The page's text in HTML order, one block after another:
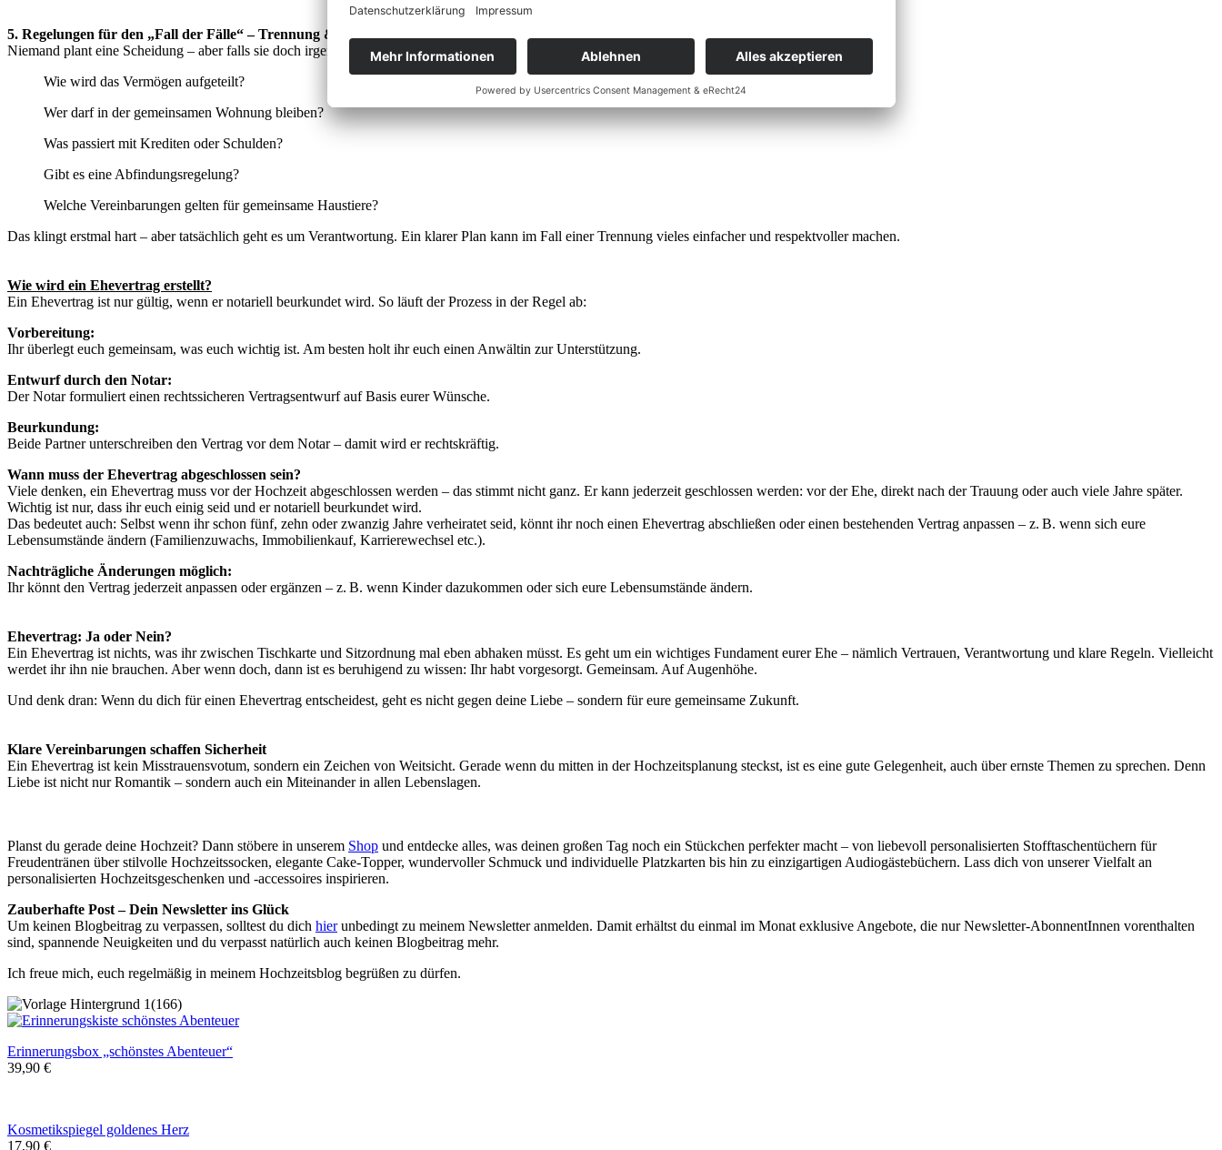
5. Regelungen für den „Fall der Fälle“ – Trennung & Scheidung
Niemand plant eine Scheidung – aber falls sie doch irgendwann Thema wird, könnt ihr im Ehevertrag genau festlegen:
Wie wird das Vermögen aufgeteilt?
Wer darf in der gemeinsamen Wohnung bleiben?
Was passiert mit Krediten oder Schulden?
Gibt es eine Abfindungsregelung?
Welche Vereinbarungen gelten für gemeinsame Haustiere?
Das klingt erstmal hart – aber tatsächlich geht es um Verantwortung. Ein klarer Plan kann im Fall einer Trennung vieles einfacher und respektvoller machen.
Wie wird ein Ehevertrag erstellt?
Ein Ehevertrag ist nur gültig, wenn er notariell beurkundet wird. So läuft der Prozess in der Regel ab:
Vorbereitung:
Ihr überlegt euch gemeinsam, was euch wichtig ist. Am besten holt ihr euch einen Anwältin zur Unterstützung.
Entwurf durch den Notar:
Der Notar formuliert einen rechtssicheren Vertragsentwurf auf Basis eurer Wünsche.
Beurkundung:
Beide Partner unterschreiben den Vertrag vor dem Notar – damit wird er rechtskräftig.
Wann muss der Ehevertrag abgeschlossen sein?
Viele denken, ein Ehevertrag muss vor der Hochzeit abgeschlossen werden – das stimmt nicht ganz. Er kann jederzeit geschlossen werden: vor der Ehe, direkt nach der Trauung oder auch viele Jahre später.
Wichtig ist nur, dass ihr euch einig seid und er notariell beurkundet wird.
Das bedeutet auch: Selbst wenn ihr schon fünf, zehn oder zwanzig Jahre verheiratet seid, könnt ihr noch einen Ehevertrag abschließen oder einen bestehenden Vertrag anpassen – z. B. wenn sich eure
Lebensumstände ändern (Familienzuwachs, Immobilienkauf, Karrierewechsel etc.).
Nachträgliche Änderungen möglich:
Ihr könnt den Vertrag jederzeit anpassen oder ergänzen – z. B. wenn Kinder dazukommen oder sich eure Lebensumstände ändern.
Ehevertrag: Ja oder Nein?
Ein Ehevertrag ist nichts, was ihr zwischen Tischkarte und Sitzordnung mal eben abhaken müsst. Es geht um ein wichtiges Fundament eurer Ehe – nämlich Vertrauen, Verantwortung und klare Regeln. Vielleicht
werdet ihr ihn nie brauchen. Aber wenn doch, dann ist es beruhigend zu wissen: Ihr habt vorgesorgt. Gemeinsam. Auf Augenhöhe.
Und denk dran: Wenn du dich für einen Ehevertrag entscheidest, geht es nicht gegen deine Liebe – sondern für eure gemeinsame Zukunft.
Klare Vereinbarungen schaffen Sicherheit
Ein Ehevertrag ist kein Misstrauensvotum, sondern ein Zeichen von Weitsicht. Gerade wenn du mitten in der Hochzeitsplanung steckst, ist es eine gute Gelegenheit, auch über ernste Themen zu sprechen. Denn
Liebe ist nicht nur Romantik – sondern auch ein Miteinander in allen Lebenslagen.
Planst du gerade deine Hochzeit? Dann stöbere in unserem Shop und entdecke alles, was deinen großen Tag noch ein Stückchen perfekter macht – von liebevoll personalisierten Stofftaschentüchern für
Freudentränen über stilvolle Hochzeitssocken, elegante Cake-Topper, wundervoller Schmuck und individuelle Platzkarten bis hin zu einzigartigen Audiogästebüchern. Lass dich von unserer Vielfalt an
personalisierten Hochzeitsgeschenken und -accessoires inspirieren.
Zauberhafte Post – Dein Newsletter ins Glück
Um keinen Blogbeitrag zu verpassen, solltest du dich hierunbedingt zu meinem Newsletter anmelden. Damit erhältst du einmal im Monat exklusive Angebote, die nur Newsletter-AbonnentInnen vorenthalten
sind, spannende Neuigkeiten und du verpasst natürlich auch keinen Blogbeitrag mehr.
Ich freue mich, euch regelmäßig in meinem Hochzeitsblog begrüßen zu dürfen.
Erinnerungsbox „schönstes Abenteuer“
39,90 €
Kosmetikspiegel goldenes Herz
17,90 €